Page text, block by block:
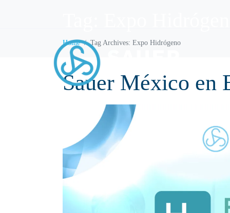
Home Tag Archives: Expo Hidrógeno
Sauer México en